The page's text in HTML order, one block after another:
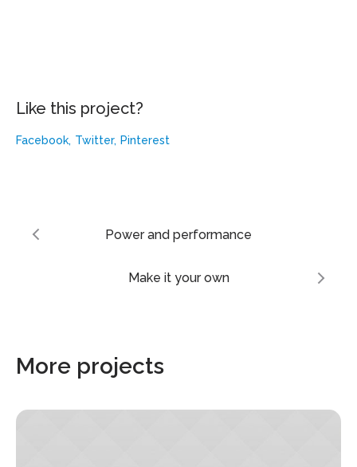
Like this project?
Facebook Twitter Pinterest
Power and performance
Make it your own
More projects